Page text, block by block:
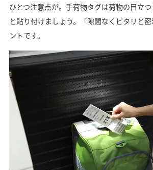
ひとつ注意点が。手荷物タグは荷物の目立
と貼り付けましょう。「隙間なくピタリと
ントです。